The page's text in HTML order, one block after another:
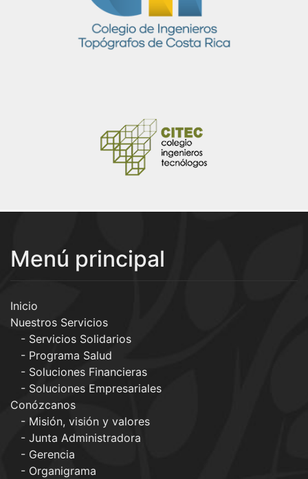
Menú principal
Inicio
Nuestros Servicios
Servicios Solidarios
Programa Salud
Soluciones Financieras
Soluciones Empresariales
Conózcanos
Misión, visión y valores
Junta Administradora
Gerencia
Organigrama